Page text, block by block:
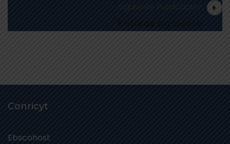
Siguiente Publicación
Entrada siguiente
Conricyt
Ebscohost